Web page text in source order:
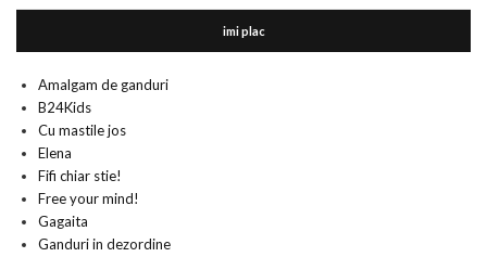
imi plac
Amalgam de ganduri
B24Kids
Cu mastile jos
Elena
Fifi chiar stie!
Free your mind!
Gagaita
Ganduri in dezordine